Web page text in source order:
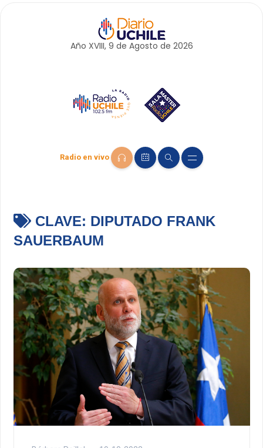
Año XVIII, 9 de Agosto de 2026
Radio en vivo
CLAVE: DIPUTADO FRANK
SAUERBAUM